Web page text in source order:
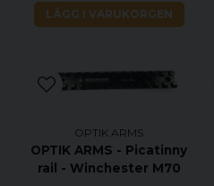
LÄGG I VARUKORGEN
OPTIK ARMS
OPTIK ARMS - Picatinny
rail - Winchester M70